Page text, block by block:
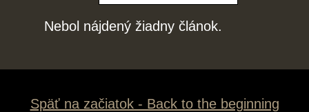
Nebol nájdený žiadny článok.
Späť na začiatok - Back to the beginning